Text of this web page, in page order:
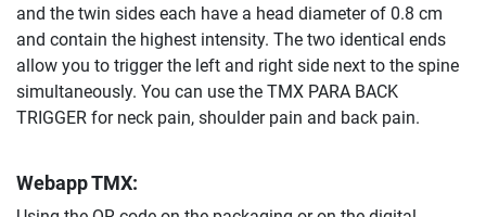
and the twin sides each have a head diameter of 0.8 cm
and contain the highest intensity. The two identical ends
allow you to trigger the left and right side next to the spine
simultaneously. You can use the TMX PARA BACK
TRIGGER for neck pain, shoulder pain and back pain.
Webapp TMX: